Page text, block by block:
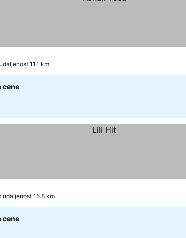
11.1 km
cene
udaljenost 15.8 km
cene